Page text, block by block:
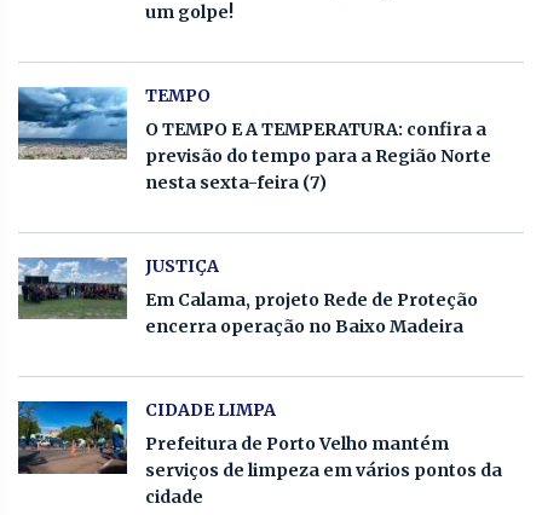
um golpe!
TEMPO
O TEMPO E A TEMPERATURA: confira a
previsão do tempo para a Região Norte
nesta sexta-feira (7)
JUSTIÇA
Em Calama, projeto Rede de Proteção
encerra operação no Baixo Madeira
CIDADE LIMPA
Prefeitura de Porto Velho mantém
serviços de limpeza em vários pontos da
cidade